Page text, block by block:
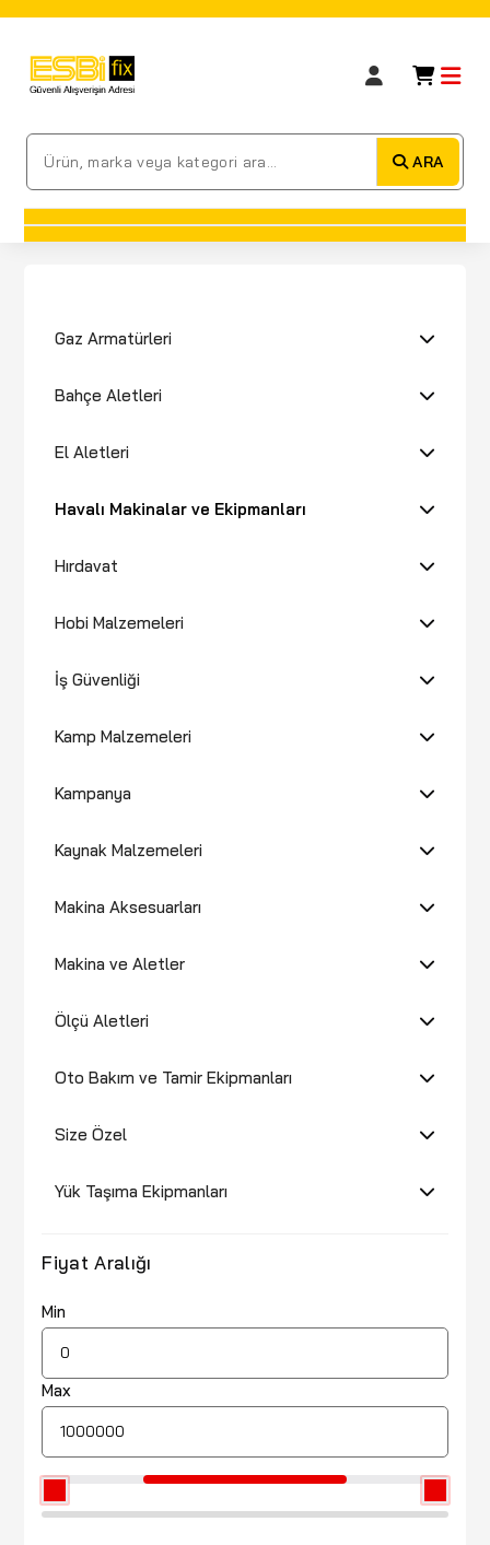
ARA
Gaz Armatürleri
Bahçe Aletleri
El Aletleri
Havalı Makinalar ve Ekipmanları
Hırdavat
Hobi Malzemeleri
İş Güvenliği
Kamp Malzemeleri
Kampanya
Kaynak Malzemeleri
Makina Aksesuarları
Makina ve Aletler
Ölçü Aletleri
Oto Bakım ve Tamir Ekipmanları
Size Özel
Yük Taşıma Ekipmanları
Fiyat Aralığı
Min
Max